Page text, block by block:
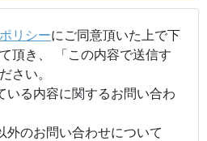
リシーにご同意頂いた上で下
頂き、 「この内容で送信す
さい。
いる内容に関するお問い合わ
外のお問い合わせについて